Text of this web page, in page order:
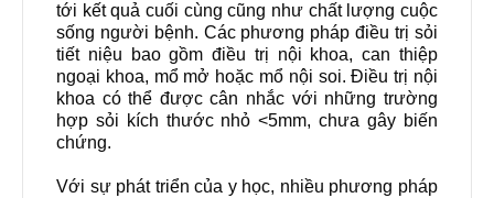
tới kết quả cuối cùng cũng như chất lượng cuộc
sống người bệnh. Các phương pháp điều trị sỏi
tiết niệu bao gồm điều trị nội khoa, can thiệp
ngoại khoa, mổ mở hoặc mổ nội soi.Điều trị nội
khoa có thể được cân nhắc với những trường
hợp sỏi kích thước nhỏ <5mm, chưa gây biến
chứng.
Với sự phát triển của y học, nhiều phương pháp